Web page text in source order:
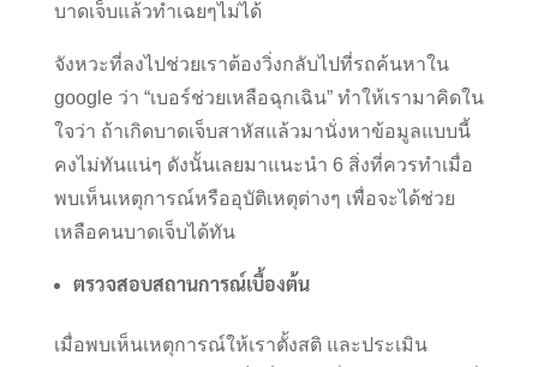
บาดเจ็บแล้วทำเฉยๆไม่ได้
จังหวะที่ลงไปช่วยเราต้องวิ่งกลับไปที่รถค้นหาใน
google ว่า “เบอร์ช่วยเหลือฉุกเฉิน” ทำให้เรามาคิดใน
ใจว่า ถ้าเกิดบาดเจ็บสาหัสแล้วมานั่งหาข้อมูลแบบนี้
คงไม่ทันแน่ๆ ดังนั้นเลยมาแนะนำ 6 สิ่งที่ควรทำเมื่อ
พบเห็นเหตุการณ์หรืออุบัติเหตุต่างๆ เพื่อจะได้ช่วย
เหลือคนบาดเจ็บได้ทัน
ตรวจสอบสถานการณ์เบื้องต้น
เมื่อพบเห็นเหตุการณ์ให้เราตั้งสติ และประเมิน